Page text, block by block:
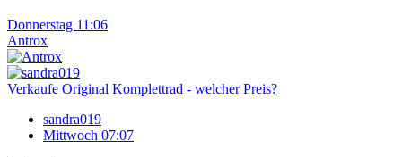
Donnerstag 11:06
Antrox
Verkaufe Original Komplettrad - welcher Preis?
sandra019
Mittwoch 07:07